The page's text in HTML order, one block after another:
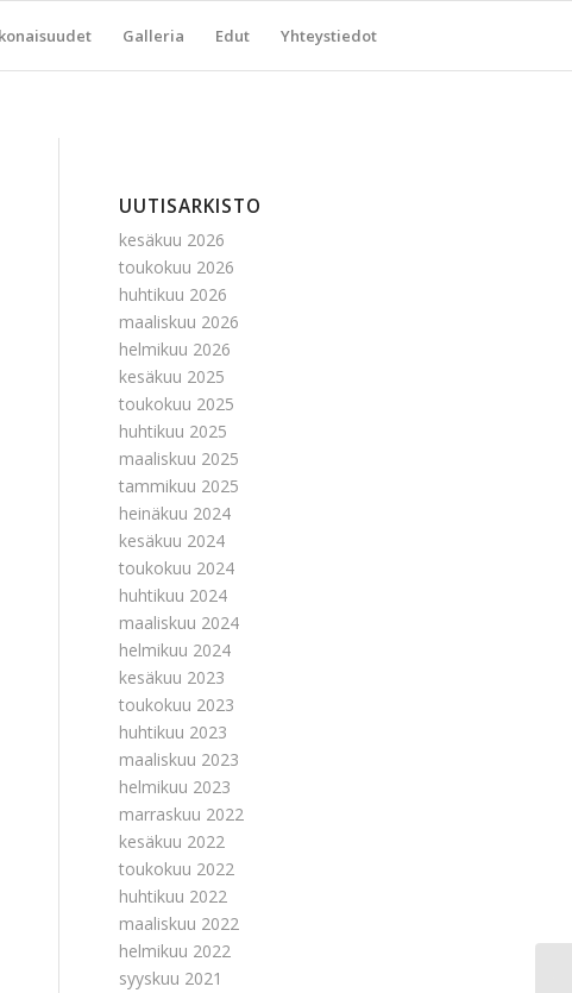
Galleria Edut Yhteystiedot
UUTISARKISTO
kesäkuu 2026
toukokuu 2026
huhtikuu 2026
maaliskuu 2026
helmikuu 2026
kesäkuu 2025
toukokuu 2025
huhtikuu 2025
maaliskuu 2025
tammikuu 2025
heinäkuu 2024
kesäkuu 2024
toukokuu 2024
huhtikuu 2024
maaliskuu 2024
helmikuu 2024
kesäkuu 2023
toukokuu 2023
huhtikuu 2023
maaliskuu 2023
helmikuu 2023
marraskuu 2022
kesäkuu 2022
toukokuu 2022
huhtikuu 2022
maaliskuu 2022
helmikuu 2022
syyskuu 2021